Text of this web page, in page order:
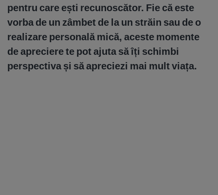
pentru care ești recunoscător. Fie că este
vorba de un zâmbet de la un străin sau de o
realizare personală mică, aceste momente
de apreciere te pot ajuta să îți schimbi
perspectiva și să apreciezi mai mult viața.